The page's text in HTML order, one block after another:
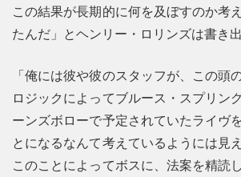
この結果が長期的に何を及ぼすのか考
たんだ」とヘンリー・ロリンズは書き出
「俺には彼や彼のスタッフが、この頭
ロジックによってブルース・スプリン
ーンズボローで予定されていたライヴ
とになるなんて考えているようには見
このことによってボスに、法案を精読